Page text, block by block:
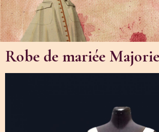
Robe de mariée Majorie